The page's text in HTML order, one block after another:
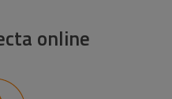
online